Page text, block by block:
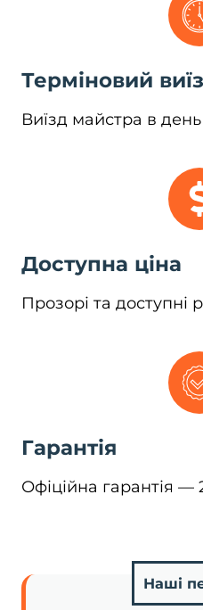
Терміновий
Виїзд майстра в
Доступна ціна
Прозорі та доступні
Гарантія
Офіційна гарантія —
Наші